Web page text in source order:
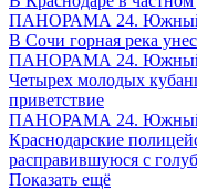
ПАНОРАМА 24. Южный
В Сочи горная река
ПАНОРАМА 24. Южный
Четырех молодых
приветствие
ПАНОРАМА 24. Южный
Краснодарские
расправившуюся с
Показать ещё